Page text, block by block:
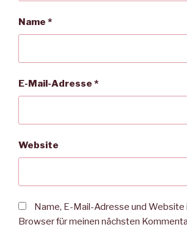
Name *
E-Mail-Adresse *
Website
Name, E-Mail-Adresse und Website
Browser für meinen nächsten